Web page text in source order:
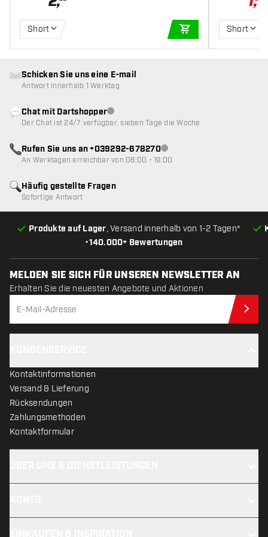
Short
IN DEN
Short
•140.000+ Bewertungen
Produkte auf Lager, Versand innerhalb von 1-2 Tagen*
Häufig gestellte Fragen
Sofortige Antwort
Schicken Sie uns eine E-mail
Antwort innerhalb 1 Werktag
Chat mit DartshopperKundenservice nicht verfügbar
Der Chat ist 24/7 verfügbar, sieben Tage die Woche
Rufen Sie uns an +039292-678270Kundenservice nicht
An Werktagen erreichbar von 08:00 - 19:00
MELDEN SIE SICH FÜR UNSEREN NEWSLETTER AN
Erhalten Sie die neuesten Angebote und Aktionen
Kontaktinformationen
Versand & Lieferung
Rücksendungen
Zahlungsmethoden
Kontaktformular